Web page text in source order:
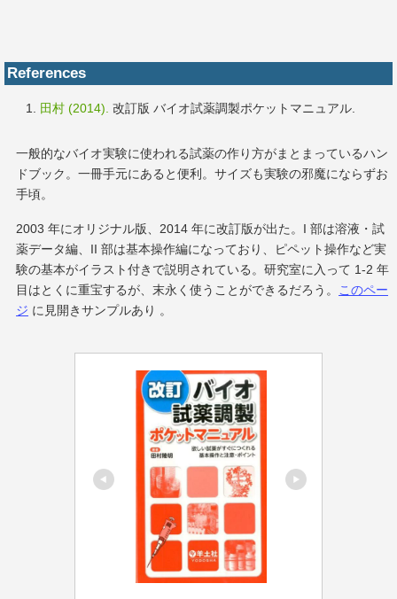
References
田村 (2014). 改訂版 バイオ試薬調製ポケットマニュアル.
一般的なバイオ実験に使われる試薬の作り方がまとまっているハン
ドブック。一冊手元にあると便利。サイズも実験の邪魔にならずお
手頃。
2003 年にオリジナル版、2014 年に改訂版が出た。I 部は溶液・試
薬データ編、II 部は基本操作編になっており、ピペット操作など実
験の基本がイラスト付きで説明されている。研究室に入って 1-2 年
目はとくに重宝するが、末永く使うことができるだろう。 このペー
ジ に見開きサンプルあり 。